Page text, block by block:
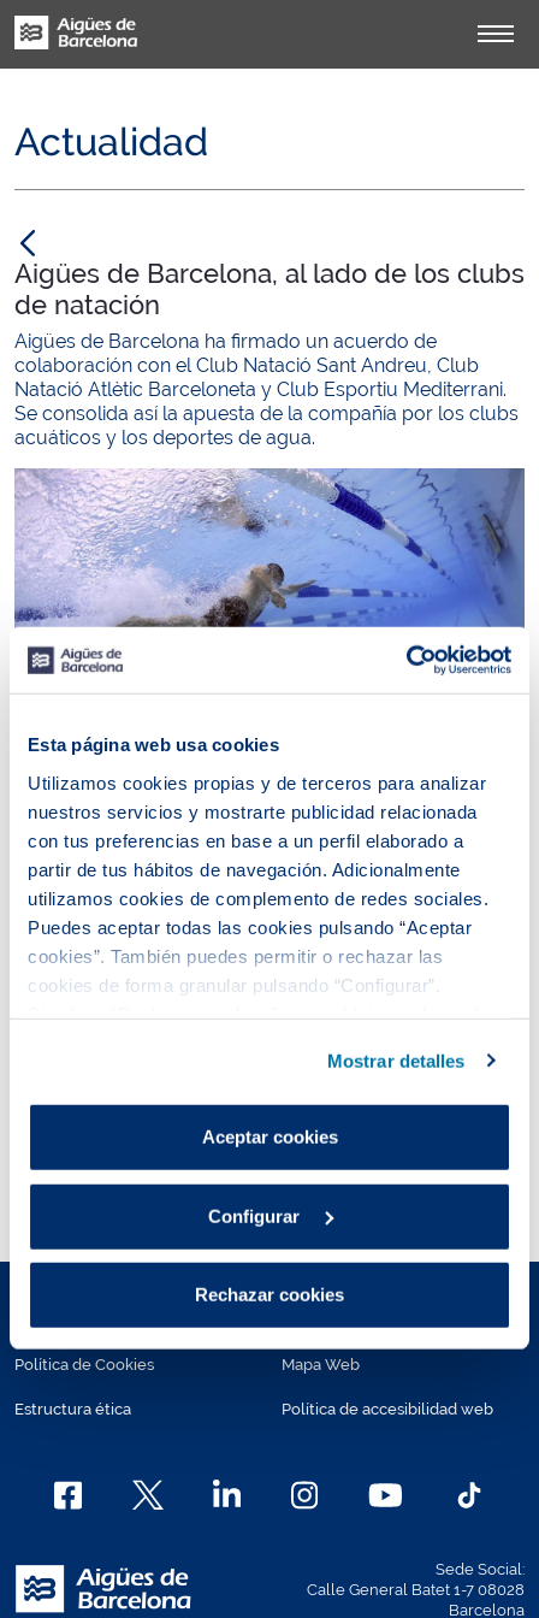
Esta página web usa cookies
Utilizamos cookies propias y de terceros para analizar
nuestros servicios y mostrarte publicidad relacionada
con tus preferencias en base a un perfil elaborado a
partir de tus hábitos de navegación. Adicionalmente
utilizamos cookies de complemento de redes sociales.
Puedes aceptar todas las cookies pulsando “Aceptar
cookies”. También puedes permitir o rechazar las
cookies de forma granular pulsando “Configurar”.
son indispensables para que el sitio web funcione y que
por tanto no se pueden desactivar.
Puedes consultar más información en nuestra
Mostrar detalles
Aceptar cookies
Configurar
Rechazar cookies
Actualidad
Aigües de Barcelona, al lado de los clubs
de natación
Aigües de Barcelona ha firmado un acuerdo de
colaboración con el Club Natació Sant Andreu, Club
Natació Atlètic Barceloneta y Club Esportiu Mediterrani.
Se consolida así la apuesta de la compañía por los clubs
acuáticos y los deportes de agua.
Esta es una unión lógica teniendo en cuenta el objeto
social de nuestra compañía. Además, es una plataforma
ideal para trasladar a la ciudadanía los valores de la
protección del medio ambiente y el uso responsable del
agua. Los tres clubs con los que se han firmado
acuerdos de colaboración también son reconocidos por
su labor en el deporte de base y con los más pequeños,
lo que permitirá trabajar valores como el trabajo en
Fecha de publicación
Política de Cookies
Estructura ética
Mapa Web
Política de accesibilidad web
Sede Social:
Calle General Batet 1-7 08028
Barcelona